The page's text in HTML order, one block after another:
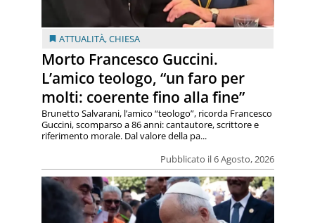
ATTUALITÀ,CHIESA
Morto Francesco Guccini.
L’amico teologo, “un faro per
molti: coerente fino alla fine”
Pubblicato il 6 Agosto, 2026
Brunetto Salvarani, l’amico “teologo”, ricorda Francesco
Guccini, scomparso a 86 anni: cantautore, scrittore e
riferimento morale. Dal valore della pa...